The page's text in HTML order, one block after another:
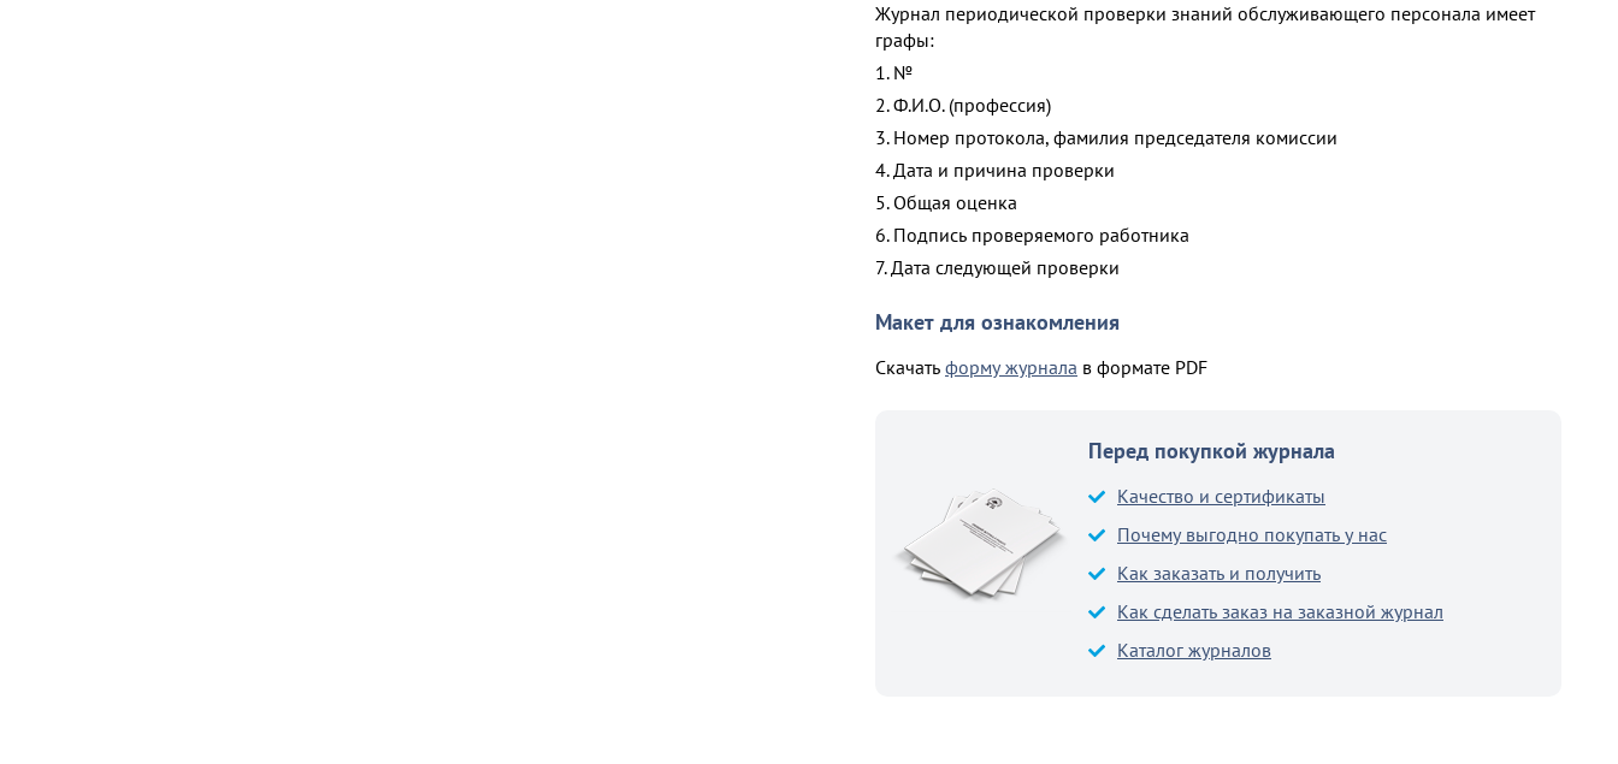
Журнал периодической проверки знаний обслуживающего персонала имеет
графы:
1. №
2. Ф.И.О. (профессия)
3. Номер протокола, фамилия председателя комиссии
4. Дата и причина проверки
5. Общая оценка
6. Подпись проверяемого работника
7. Дата следующей проверки
Макет для ознакомления
Скачать форму журнала в формате PDF
Перед покупкой журнала
Качество и сертификаты
Почему выгодно покупать у нас
Как заказать и получить
Как сделать заказ на заказной журнал
Каталог журналов